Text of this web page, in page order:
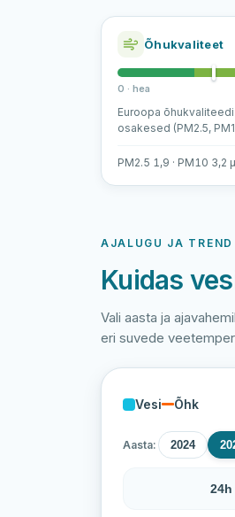
Õhukvaliteet
0 · hea
Euroopa
osakesed (PM2.5,
PM2.5 1,9 · PM10 3,2
AJALUGU JA TREND
Kuidas
Vali aasta ja
eri suvede
Vesi Õhk
Aasta: 2024
24h